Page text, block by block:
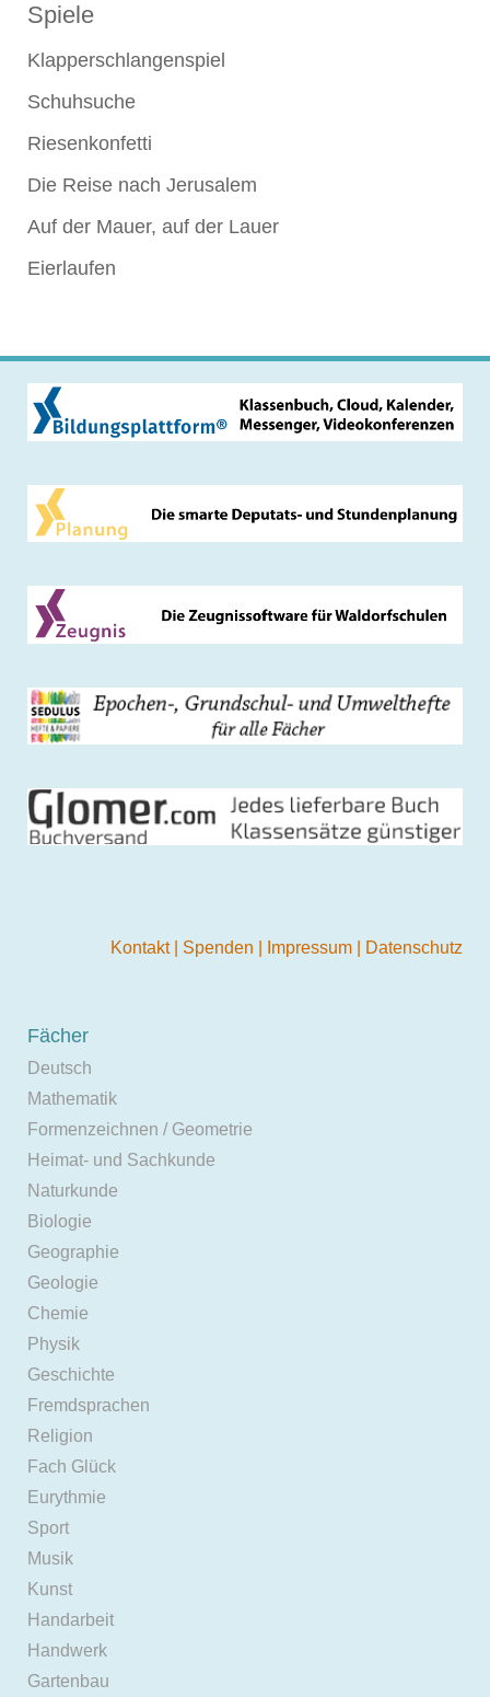
Spiele
Klapperschlangenspiel
Schuhsuche
Riesenkonfetti
Die Reise nach Jerusalem
Auf der Mauer, auf der Lauer
Eierlaufen
Kontakt Spenden Impressum Datenschutz
Fächer
Deutsch
Mathematik
Formenzeichnen / Geometrie
Heimat- und Sachkunde
Naturkunde
Biologie
Geographie
Geologie
Chemie
Physik
Geschichte
Fremdsprachen
Religion
Fach Glück
Eurythmie
Sport
Musik
Kunst
Handarbeit
Handwerk
Gartenbau